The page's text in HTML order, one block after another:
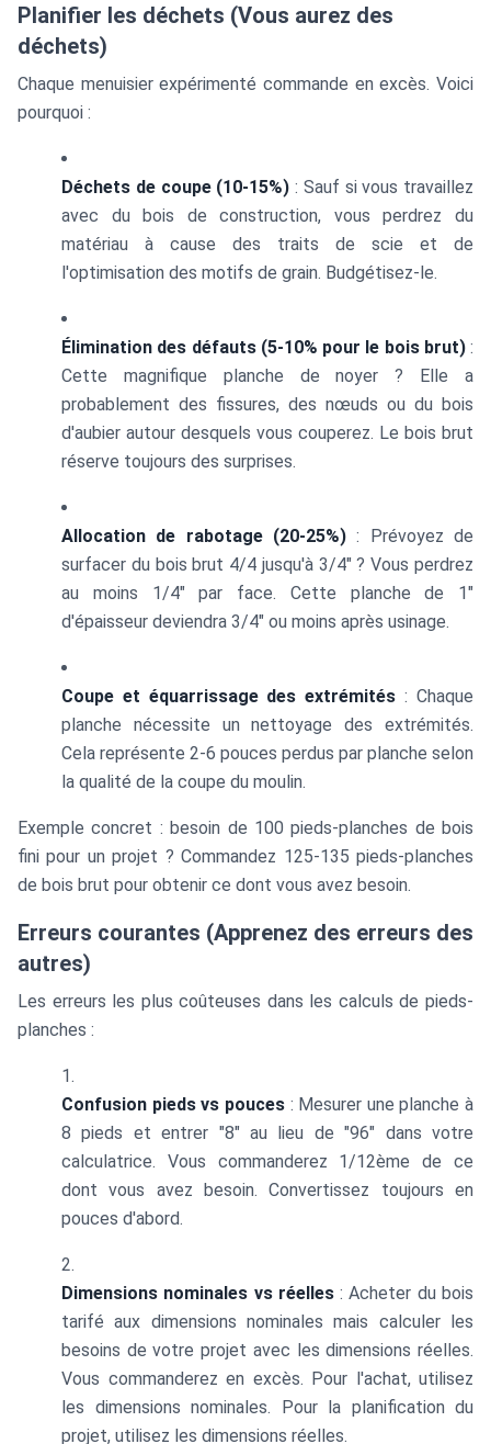
Planifier les déchets (Vous aurez des
déchets)
Chaque menuisier expérimenté commande en excès. Voici
pourquoi :
Déchets de coupe (10-15%) : Sauf si vous travaillez
avec du bois de construction, vous perdrez du
matériau à cause des traits de scie et de
l'optimisation des motifs de grain. Budgétisez-le.
Élimination des défauts (5-10% pour le bois brut):
Cette magnifique planche de noyer ? Elle a
probablement des fissures, des nœuds ou du bois
d'aubier autour desquels vous couperez. Le bois brut
réserve toujours des surprises.
Allocation de rabotage (20-25%) : Prévoyez de
surfacer du bois brut 4/4 jusqu'à 3/4" ? Vous perdrez
au moins 1/4" par face. Cette planche de 1"
d'épaisseur deviendra 3/4" ou moins après usinage.
Coupe et équarrissage des extrémités : Chaque
planche nécessite un nettoyage des extrémités.
Cela représente 2-6 pouces perdus par planche selon
la qualité de la coupe du moulin.
Exemple concret : besoin de 100 pieds-planches de bois
fini pour un projet ? Commandez 125-135 pieds-planches
de bois brut pour obtenir ce dont vous avez besoin.
Erreurs courantes (Apprenez des erreurs des
autres)
Les erreurs les plus coûteuses dans les calculs de pieds-
planches :
Confusion pieds vs pouces: Mesurer une planche à
8 pieds et entrer "8" au lieu de "96" dans votre
calculatrice. Vous commanderez 1/12ème de ce
dont vous avez besoin. Convertissez toujours en
pouces d'abord.
Dimensions nominales vs réelles: Acheter du bois
tarifé aux dimensions nominales mais calculer les
besoins de votre projet avec les dimensions réelles.
Vous commanderez en excès. Pour l'achat, utilisez
les dimensions nominales. Pour la planification du
projet, utilisez les dimensions réelles.